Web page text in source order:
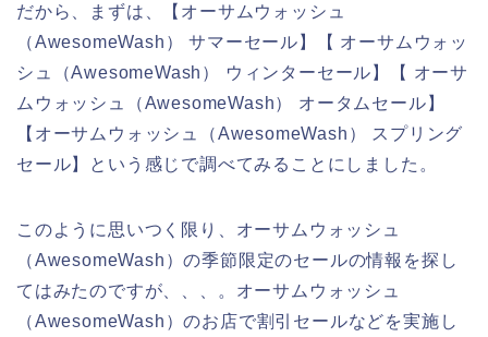
だから、まずは、【オーサムウォッシュ
（AwesomeWash） サマーセール】【 オーサムウォッ
シュ（AwesomeWash） ウィンターセール】【 オーサ
ムウォッシュ（AwesomeWash） オータムセール】
【オーサムウォッシュ（AwesomeWash） スプリング
セール】という感じで調べてみることにしました。
このように思いつく限り、オーサムウォッシュ
（AwesomeWash）の季節限定のセールの情報を探し
てはみたのですが、、、。オーサムウォッシュ
（AwesomeWash）のお店で割引セールなどを実施し